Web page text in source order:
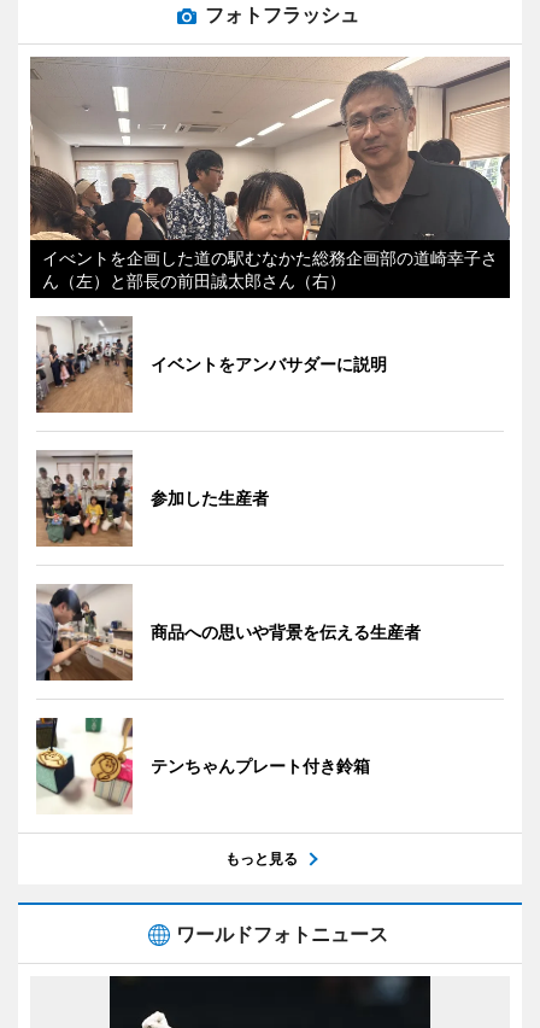
フォトフラッシュ
イべントを企画した道の駅むなかた総務企画部の道崎幸子さ
ん（左）と部長の前田誠太郎さん（右）
イベントをアンバサダーに説明
参加した生産者
商品への思いや背景を伝える生産者
テンちゃんプレート付き鈴箱
もっと見る
ワールドフォトニュース